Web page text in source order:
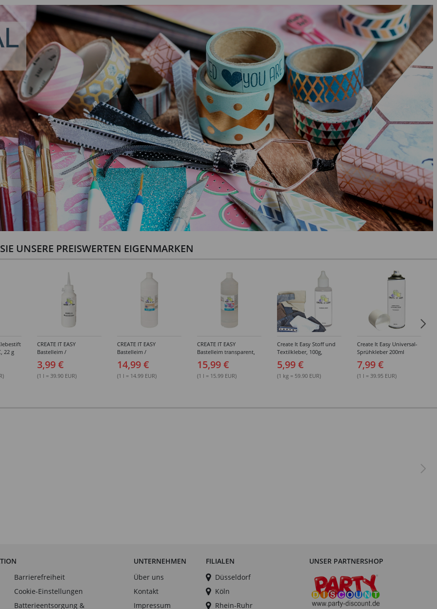
UNSERE PREISWERTEN EIGENMARKEN
22 g
CREATE IT EASY
Bastelleim /
Buchbinderleim, 100 ml
3,99 €
(1 l = 39.90 EUR)
CREATE IT EASY
Bastelleim /
Buchbinderleim, 1000 ml
14,99 €
(1 l = 14.99 EUR)
CREATE IT EASY
Bastelleim transparent,
ohne Lösungsmittel,
1000 ml
15,99 €
(1 l = 15.99 EUR)
Create It Easy Stoff und
Textilkleber, 100g,
Kunststoffflasche mit
Maldüse
5,99 €
(1 kg = 59.90 EUR)
Create It Easy Universal-
Sprühkleber 200ml
(permanent)
7,99 €
(1 l = 39.95 EUR)
Barrierefreiheit
Cookie-Einstellungen
Batterieentsorgung &
UNTERNEHMEN
Über uns
Kontakt
Impressum
FILIALEN
Düsseldorf
Köln
Rhein-Ruhr
UNSER PARTNERSHOP